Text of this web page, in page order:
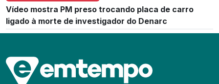
Vídeo mostra PM preso trocando placa de carro
ligado à morte de investigador do Denarc